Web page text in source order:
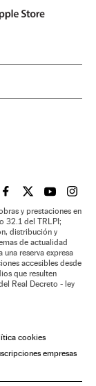
EL PAÍS BRASIL EN
EL PAÍSEL PAÍS
EL
y prestaciones en
32.1 del TRLPI;
distribución y
de actualidad
reserva expresa
accesibles desde
que resulten
Real Decreto - ley
cookies
empresas